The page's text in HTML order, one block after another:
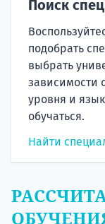
Поиск
подобрать
выбрать
зависимости
уровня и
обучаться.
Найти